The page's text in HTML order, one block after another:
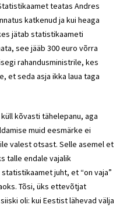
teatas Andres
katkenud ja kui heaga
jätab statistikaameti
see jääb 300 euro võrra
rahandusministrile, kes
et seda asja ikka laua taga
kõvasti tähelepanu, aga
muid eesmärke ei
valest otsast. Selle asemel et
talle endale vajalik
juht, et “on vaja”
Tõsi, üks ettevõtjat
oli: kui Eestist lähevad välja